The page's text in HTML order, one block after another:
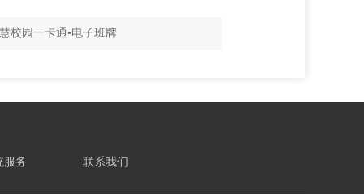
校园一卡通•电子班牌
服务 联系我们